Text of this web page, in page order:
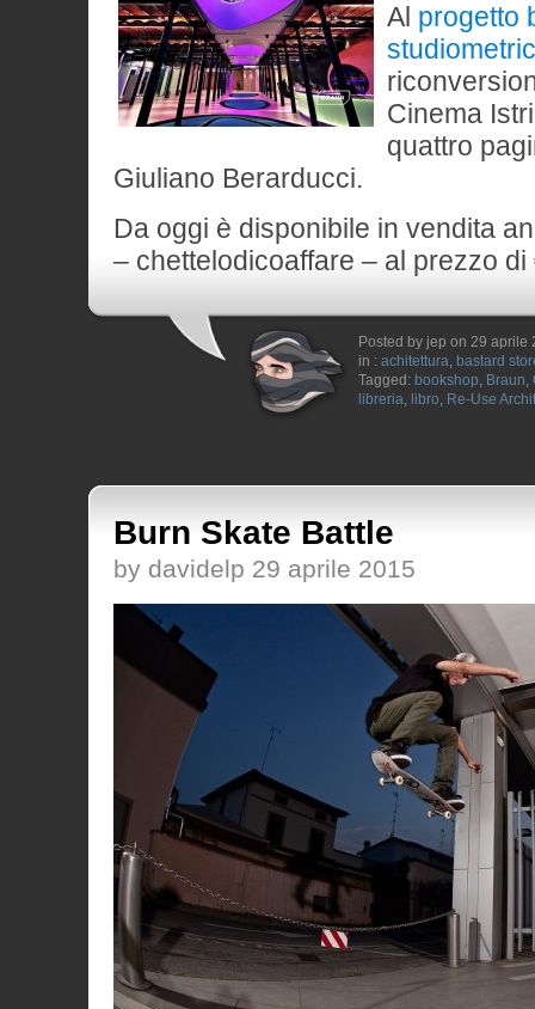
Al progetto
Cinema
quattro
Giuliano Berarducci.
Da oggi è disponibile in vendita
– chettelodicoaffare – al prezzo di
Posted by jep on 29 aprile
in : achitettura, bastard
Tagged: bookshop, Braun,
libreria, libro, Re-Use
Burn Skate Battle
by davidelp 29 aprile 2015